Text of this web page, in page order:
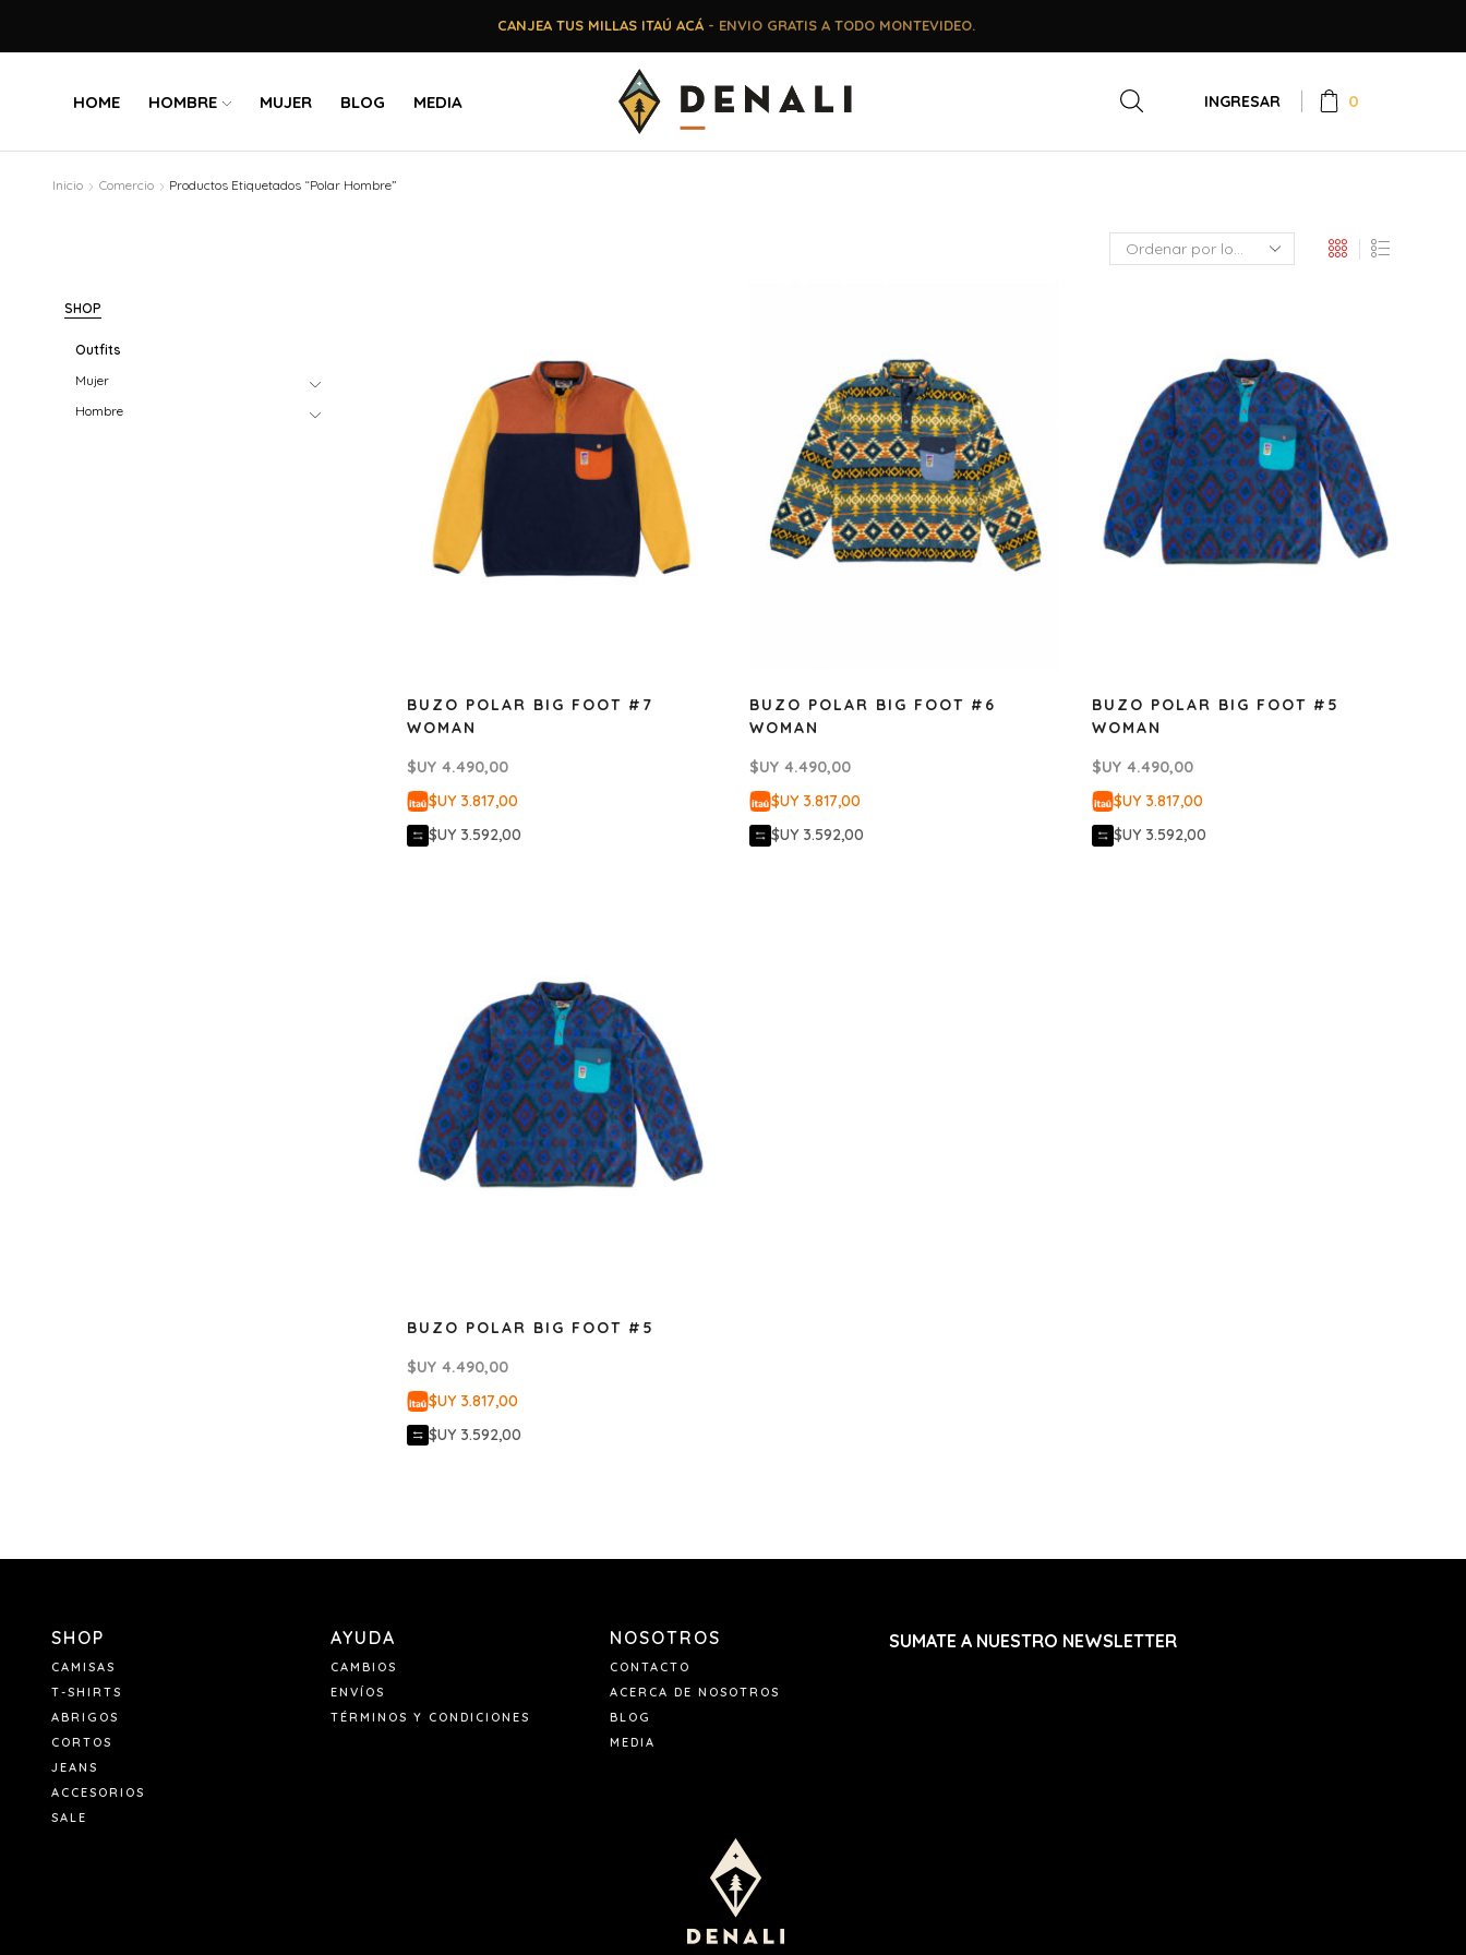
CANJEA TUS MILLAS ITAÚ ACÁ- ENVIO GRATIS A TODO MONTEVIDEO.
HOME HOMBRE MUJER BLOG MEDIA INGRESAR 0
Inicio Comercio Productos Etiquetados “Polar Hombre”
BUZO POLAR BIG FOOT #7
WOMAN
$UY 4.490,00
$UY 3.817,00
$UY 3.592,00
BUZO POLAR BIG FOOT #6
WOMAN
$UY 4.490,00
$UY 3.817,00
$UY 3.592,00
BUZO POLAR BIG FOOT #5
WOMAN
$UY 4.490,00
$UY 3.817,00
$UY 3.592,00
BUZO POLAR BIG FOOT #5
$UY 4.490,00
$UY 3.817,00
$UY 3.592,00
SHOP
Outfits
Mujer
Hombre
SHOP
CAMISAS
T-SHIRTS
ABRIGOS
CORTOS
JEANS
ACCESORIOS
SALE
AYUDA
CAMBIOS
ENVÍOS
TÉRMINOS Y CONDICIONES
NOSOTROS
CONTACTO
ACERCA DE NOSOTROS
BLOG
MEDIA
SUMATE A NUESTRO NEWSLETTER